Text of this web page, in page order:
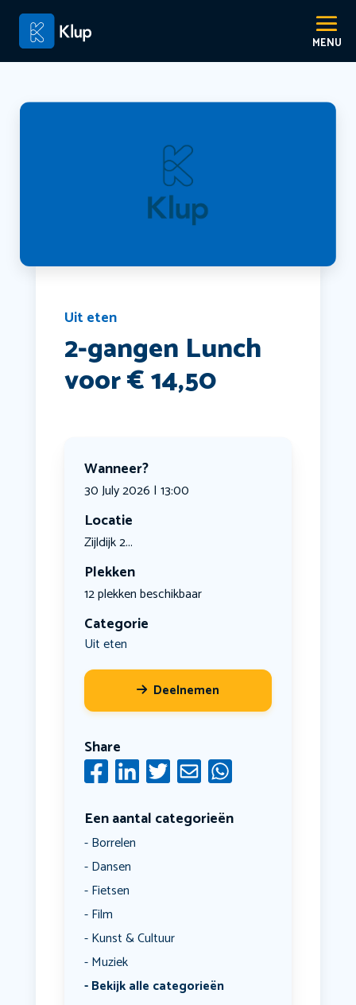
Uit eten
2-gangen Lunch
voor € 14,50
Wanneer?
30 July 2026 | 13:00
Locatie
Zijldijk 2...
Plekken
12 plekken beschikbaar
Categorie
Uit eten
Deelnemen
Share
Een aantal categorieën
Borrelen
Dansen
Fietsen
Film
Kunst & Cultuur
Muziek
Bekijk alle categorieën